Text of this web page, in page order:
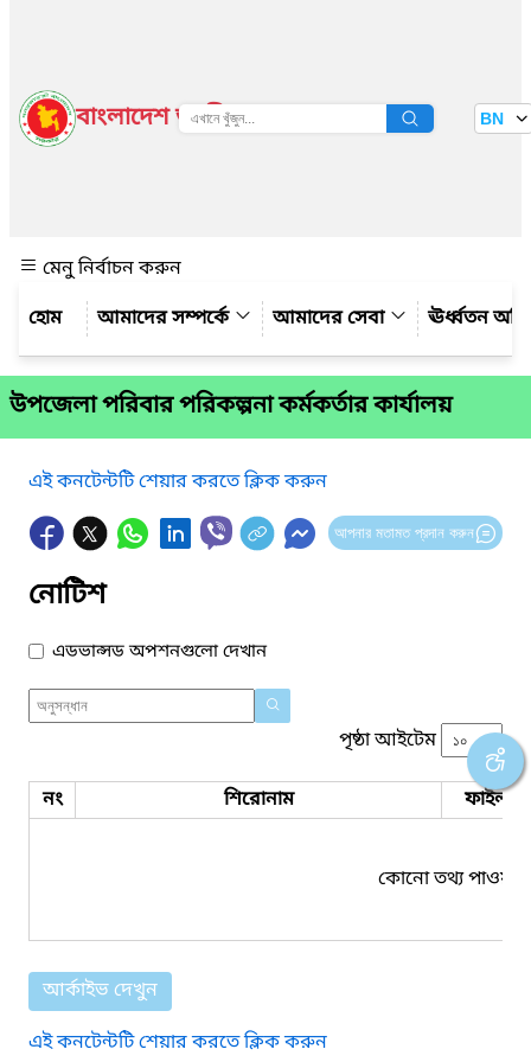
বাংলাদেশ জাতীয় তথ্য বাতায়ন BN
মেনু নির্বাচন করুন
আমাদের সম্পর্কে
আমাদের সেবা ঊর্ধ্বতন
উপজেলা পরিবার পরিকল্পনা কর্মকর্তার কার্যালয়
এই কনটেন্টটি শেয়ার করতে ক্লিক করুন
আপনার মতামত প্রদান করুন
নোটিশ
এডভান্সড অপশনগুলো দেখান
পৃষ্ঠা আইটেম
নং শিরোনাম ফাইল
কোনো তথ্য পাওয়া
আর্কাইভ দেখুন
এই কনটেন্টটি শেয়ার করতে ক্লিক করুন